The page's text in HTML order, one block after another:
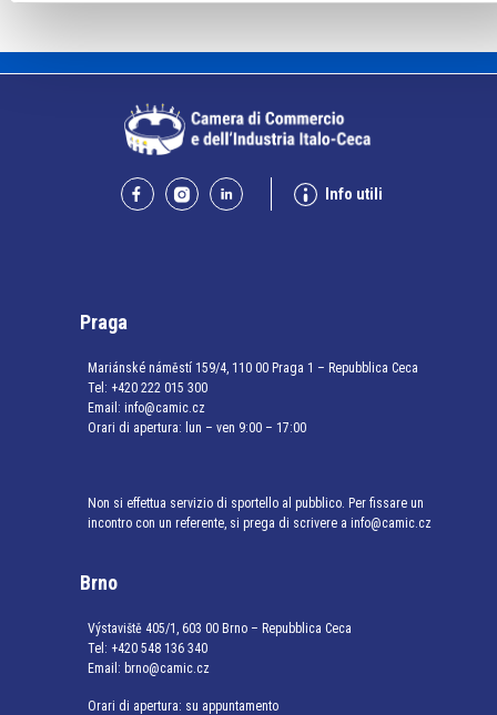
Info utili
Praga
Mariánské náměstí 159/4, 110 00 Praga 1 – Repubblica Ceca
Tel: +420 222 015 300
Email: info@camic.cz
Orari di apertura: lun – ven 9:00 – 17:00
Non si effettua servizio di sportello al pubblico. Per fissare un
incontro con un referente, si prega di scrivere a info@camic.cz
Brno
Výstaviště 405/1, 603 00 Brno – Repubblica Ceca
Tel: +420 548 136 340
Email: brno@camic.cz
Orari di apertura: su appuntamento